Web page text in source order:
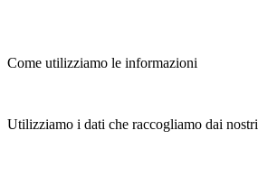
Come utilizziamo le informazioni
Utilizziamo i dati che raccogliamo dai